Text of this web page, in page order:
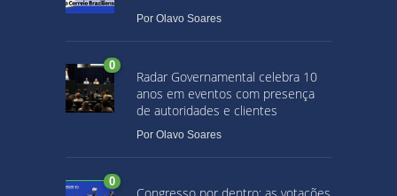
Por Olavo Soares
0
Radar Governamental celebra 10
anos em eventos com presença
de autoridades e clientes
Por Olavo Soares
0